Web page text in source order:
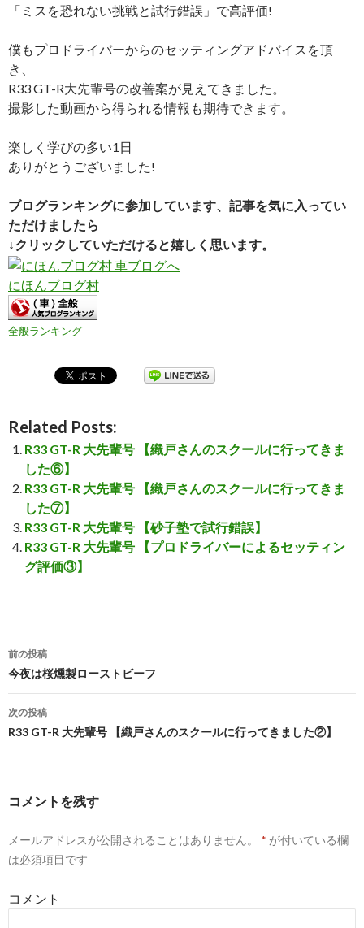
「ミスを恐れない挑戦と試行錯誤」で高評価!
僕もプロドライバーからのセッティングアドバイスを頂
き、
R33 GT-R大先輩号の改善案が見えてきました。
撮影した動画から得られる情報も期待できます。
楽しく学びの多い1日
ありがとうございました!
ブログランキングに参加しています、記事を気に入ってい
ただけましたら
↓クリックしていただけると嬉しく思います。
にほんブログ村
全般ランキング
Related Posts:
R33 GT-R 大先輩号 【織戸さんのスクールに行ってきま
した⑥】
R33 GT-R 大先輩号 【織戸さんのスクールに行ってきま
した⑦】
R33 GT-R 大先輩号 【砂子塾で試行錯誤】
R33 GT-R 大先輩号 【プロドライバーによるセッティン
グ評価③】
投
稿
ナ
ゲ
シ
ン
前の投稿
今夜は桜燻製ローストビーフ
次の投稿
R33 GT-R 大先輩号 【織戸さんのスクールに行ってきました②】
コメントを残す
メールアドレスが公開されることはありません。 * が付いている欄
は必須項目です
コメント